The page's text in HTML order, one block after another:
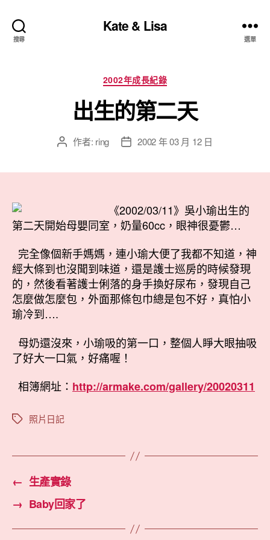
搜尋
Kate & Lisa
選單
分
類
2002年成長紀錄
出生的第二天
文 作者: ring
文
期
2002 年 03 月 12 日
《2002/03/11》吳小瑜出生的
第二天開始母嬰同室，奶量60cc，眼神很憂鬱…
完全像個新手媽媽，連小瑜大便了我都不知道，神
經大條到也沒聞到味道，還是護士巡房的時候發現
的，然後看著護士俐落的身手換好尿布，發現自己
怎麼做怎麼包，外面那條包巾總是包不好，真怕小
瑜冷到….
母奶還沒來，小瑜吸的第一口，整個人睜大眼抽吸
了好大一口氣，好痛喔！
相簿網址： http://armake.com/gallery/20020311
標
照片日記
← 生產實錄
→ Baby回家了